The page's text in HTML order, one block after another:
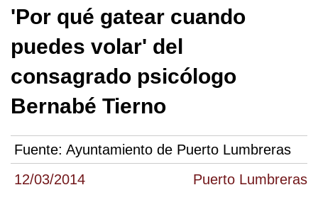
12/03/2014 Puerto Lumbreras
'Por qué gatear cuando
puedes volar' del
consagrado psicólogo
Bernabé Tierno
Fuente: Ayuntamiento de Puerto Lumbreras